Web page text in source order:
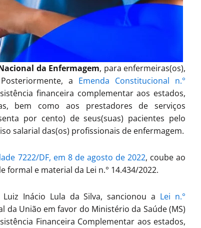
da Enfermagem, para enfermeiras(os),
a Emenda Constitucional n.°
financeira complementar aos estados,
bem como aos prestadores de serviços
por cento) de seus(suas) pacientes pelo
salarial das(os) profissionais de enfermagem.
7222/DF, em 8 de agosto de 2022, coube ao
formal e material da Lei n.° 14.434/2022.
Inácio Lula da Silva, sancionou a Lei n.°
da União em favor do Ministério da Saúde (MS)
Financeira Complementar aos estados,